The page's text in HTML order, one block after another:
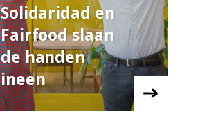
Solidaridad en
Fairfood slaan
de handen
ineen